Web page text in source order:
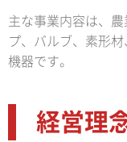
主な事業内容は、
プ、バルブ、素形
機器です。
経営理